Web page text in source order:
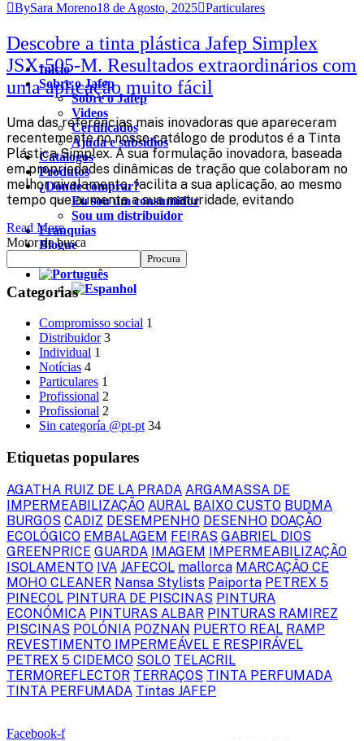
Inicio
Sobre o Jafep
Sobre o Jafep
Videos
Certificados
Ajuda e subsídios
Catálogos
Produtos
¿Dónde comprar?
Eu sou um consumidor
Sou um distribuidor
Franquias
Blogue
BySara Moreno18 de Agosto, 2025 Particulares
Descobre a tinta plástica Jafep Simplex
JSX-505-M. Resultados extraordinários com
uma aplicação muito fácil
Uma das referências mais inovadoras que apareceram
recentemente no nosso catálogo de produtos é a Tinta
Plástica Simplex. A sua formulação inovadora, baseada
em propriedades dinâmicas de tração que colaboram no
melhor nivelamento, facilita a sua aplicação, ao mesmo
tempo que aumenta a sua maturidade, evitando
Read More
Motor de busca
Procura
Categorias
Compromisso social 1
Distribuidor 3
Individual 1
Notícias 4
Particulares 1
Profissional 2
Profissional 2
Sin categoría @pt-pt 34
Etiquetas populares
AGATHA RUIZ DE LA PRADA ARGAMASSA DE
IMPERMEABILIZAÇÃO AURAL BAIXO CUSTO BUDMA
BURGOS CADIZ DESEMPENHO DESENHO DOAÇÃO
ECOLÓGICO EMBALAGEM FEIRAS GABRIEL DIOS
GREENPRICE GUARDA IMAGEM IMPERMEABILIZAÇÃO
ISOLAMENTO IVA JAFECOL mallorca MARCAÇÃO CE
MOHO CLEANER Nansa Stylists Paiporta PETREX 5
PINECOL PINTURA DE PISCINAS PINTURA
ECONÓMICA PINTURAS ALBAR PINTURAS RAMIREZ
PISCINAS POLÓNIA POZNAN PUERTO REAL RAMP
REVESTIMENTO IMPERMEÁVEL E RESPIRÁVEL
PETREX 5 CIDEMCO SOLO TELACRIL
TERMOREFLECTOR TERRAÇOS TINTA PERFUMADA
TINTA PERFUMADA Tintas JAFEP
Facebook-f